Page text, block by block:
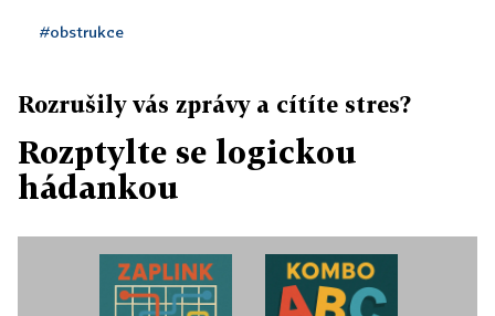
#obstrukce
Rozrušily vás zprávy a cítíte stres?
Rozptylte se logickou
hádankou